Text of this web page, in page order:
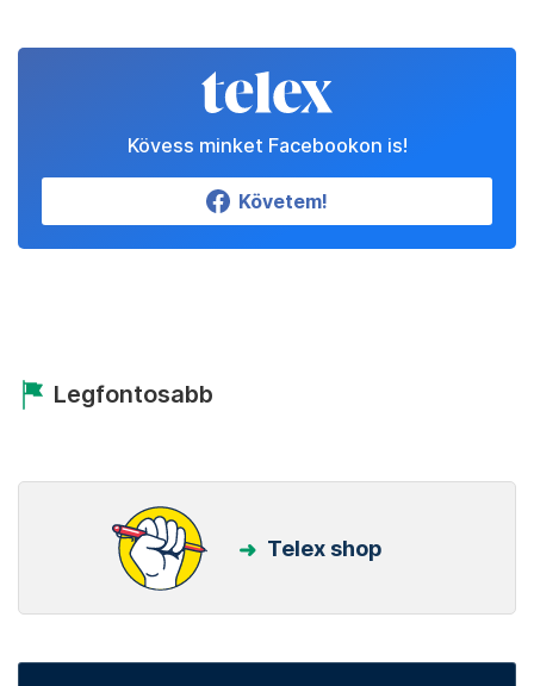
Kövess minket Facebookon is!
Követem!
Legfontosabb
Telex shop